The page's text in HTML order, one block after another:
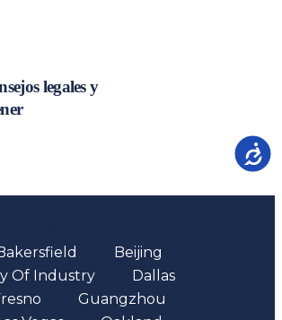
legales y
Beijing
Of Industry
Dallas
Guangzhou